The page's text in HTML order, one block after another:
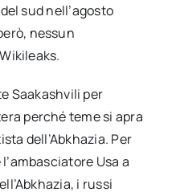
sud nell’agosto
nessun
Saakashvili per
perché teme si apra
dell’Abkhazia. Per
Usa a
i russi